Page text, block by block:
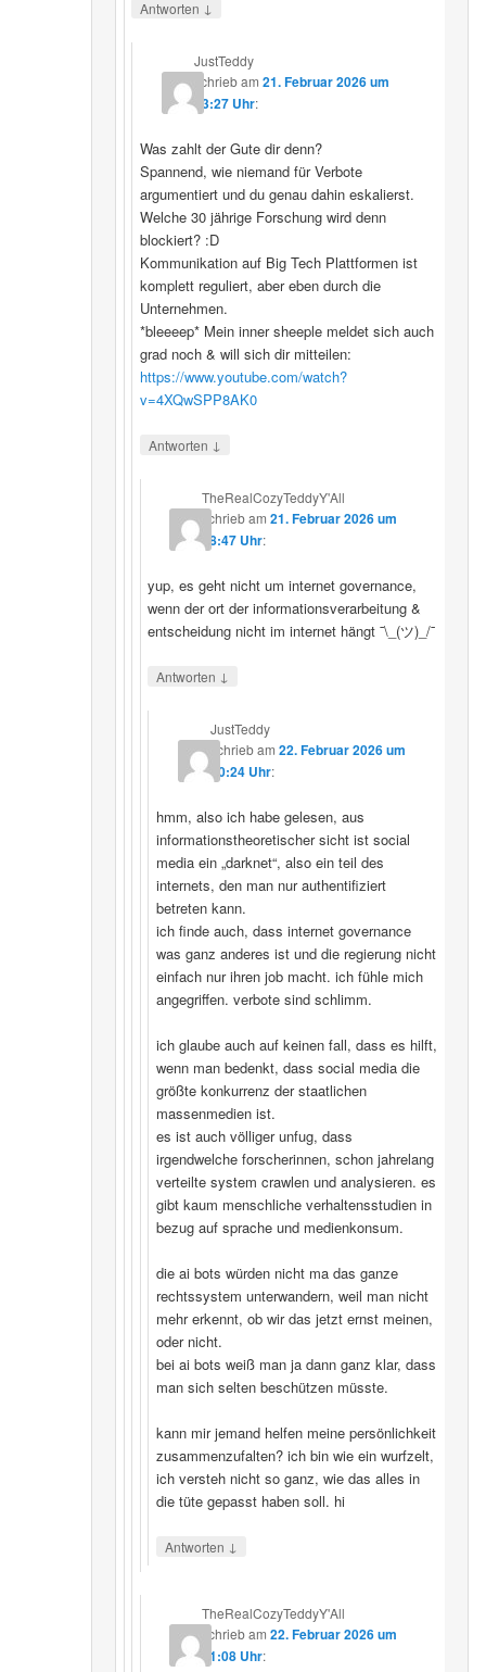
Antworten ↓
JustTeddy
schriebam 21. Februar 2026 um
13:27 Uhr:
Was zahlt der Gute dir denn?
Spannend, wie niemand für Verbote
argumentiert und du genau dahin eskalierst.
Welche 30 jährige Forschung wird denn
blockiert? :D
Kommunikation auf Big Tech Plattformen ist
komplett reguliert, aber eben durch die
Unternehmen.
*bleeeep* Mein inner sheeple meldet sich auch
grad noch & will sich dir mitteilen:
https://www.youtube.com/watch?
v=4XQwSPP8AK0
Antworten ↓
TheRealCozyTeddyY'All
schriebam21. Februar 2026 um
18:47 Uhr:
yup, es geht nicht um internet governance,
wenn der ort der informationsverarbeitung &
entscheidung nicht im internet hängt ¯\_(ツ)_/¯
Antworten ↓
JustTeddy
schriebam 22. Februar 2026 um
20:24 Uhr:
hmm, also ich habe gelesen, aus
informationstheoretischer sicht ist social
media ein „darknet“, also ein teil des
internets, den man nur authentifiziert
betreten kann.
ich finde auch, dass internet governance
was ganz anderes ist und die regierung nicht
einfach nur ihren job macht. ich fühle mich
angegriffen. verbote sind schlimm.
ich glaube auch auf keinen fall, dass es hilft,
wenn man bedenkt, dass social media die
größte konkurrenz der staatlichen
massenmedien ist.
es ist auch völliger unfug, dass
irgendwelche forscherinnen, schon jahrelang
verteilte system crawlen und analysieren. es
gibt kaum menschliche verhaltensstudien in
bezug auf sprache und medienkonsum.
die ai bots würden nicht ma das ganze
rechtssystem unterwandern, weil man nicht
mehr erkennt, ob wir das jetzt ernst meinen,
oder nicht.
bei ai bots weiß man ja dann ganz klar, dass
man sich selten beschützen müsste.
kann mir jemand helfen meine persönlichkeit
zusammenzufalten? ich bin wie ein wurfzelt,
ich versteh nicht so ganz, wie das alles in
die tüte gepasst haben soll. hi
Antworten ↓
TheRealCozyTeddyY'All
schriebam22. Februar 2026 um
21:08 Uhr: